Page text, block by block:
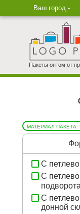
Ваш город -
Пакеты оптом от
МАТЕРИАЛ ПАКЕТА:
С
С
С
донной